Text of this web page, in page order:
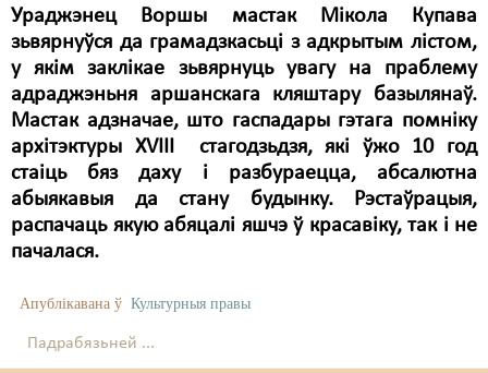
Ураджэнец Воршы мастак Мікола Купава
зьвярнуўся да грамадзкасьці з адкрытым лістом,
у якім заклікае зьвярнуць увагу на праблему
адраджэньня аршанскага кляштару базылянаў.
Мастак адзначае, што гаспадары гэтага помніку
архітэктуры XVIII стагодзьдзя, які ўжо 10 год
стаіць бяз даху і разбураецца, абсалютна
абыякавыя да стану будынку. Рэстаўрацыя,
распачаць якую абяцалі яшчэ ў красавіку, так і не
пачалася.
Апублікавана ў Культурныя правы
Падрабязьней ...
Дзяржава
Затрыманьні
Карная псыхіятрыя
Культурныя правы
ЛПП
Мігранты